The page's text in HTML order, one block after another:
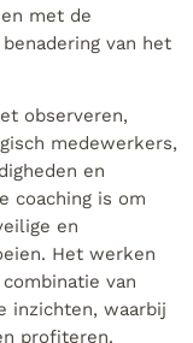
met de
van het
observeren,
medewerkers,
en
coaching is om
en
Het werken
van
inzichten, waarbij
profiteren.